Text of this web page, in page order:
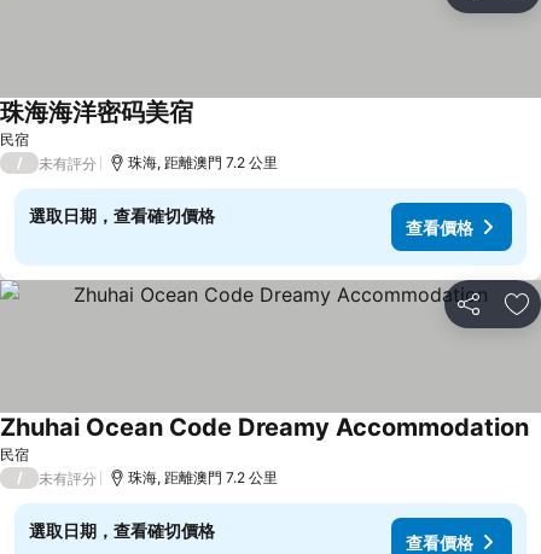
民宿
珠海海洋密码美宿
/ 未有評分 珠海, 距離澳門 7.2 公里
選取日期，查看確切價格
查看價格
分享 放
民宿
Zhuhai Ocean Code Dreamy Accommodation
/ 未有評分 珠海, 距離澳門 7.2 公里
選取日期，查看確切價格
查看價格